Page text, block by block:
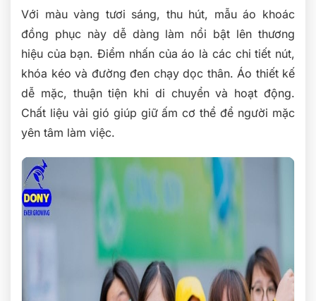
Với màu vàng tươi sáng, thu hút, mẫu áo khoác
đồng phục này dễ dàng làm nổi bật lên thương
hiệu của bạn. Điểm nhấn của áo là các chi tiết nút,
khóa kéo và đường đen chạy dọc thân. Áo thiết kế
dễ mặc, thuận tiện khi di chuyển và hoạt động.
Chất liệu vải gió giúp giữ ấm cơ thể để người mặc
yên tâm làm việc.